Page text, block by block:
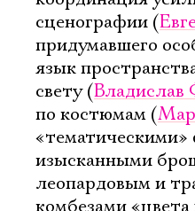
сценографии (
придумавшего
язык
свету (Владислав
по костюмам (
изысканными
леопардовым и